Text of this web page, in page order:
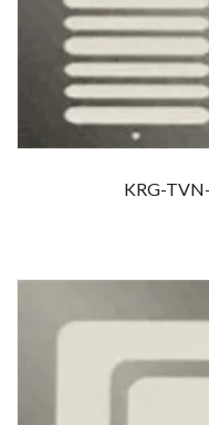
KRG-